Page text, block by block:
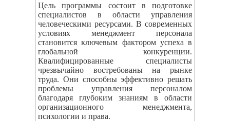
Цель программы состоит в подготовке
специалистов в области управления
человеческими ресурсами. В современных
условиях менеджмент персонала
становится ключевым фактором успеха в
глобальной конкуренции.
Квалифицированные специалисты
чрезвычайно востребованы на рынке
труда. Они способны эффективно решать
проблемы управления персоналом
благодаря глубоким знаниям в области
организационного менеджмента,
психологии и права.